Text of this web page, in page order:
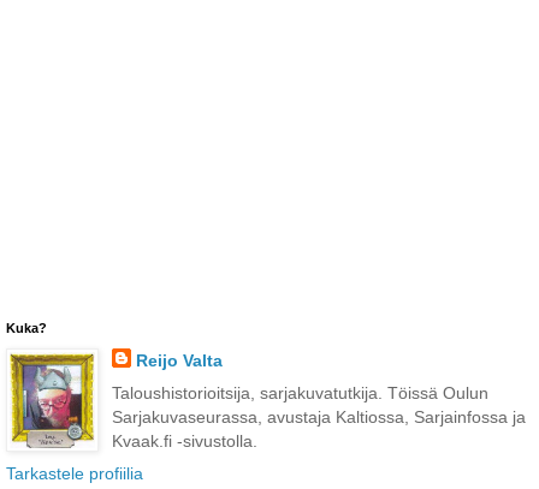
Kuka?
Reijo Valta
Taloushistorioitsija, sarjakuvatutkija. Töissä Oulun
Sarjakuvaseurassa, avustaja Kaltiossa, Sarjainfossa ja
Kvaak.fi -sivustolla.
Tarkastele profiilia